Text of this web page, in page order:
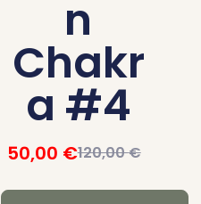
n
Chakr
a #4
120,00€
50,00 €